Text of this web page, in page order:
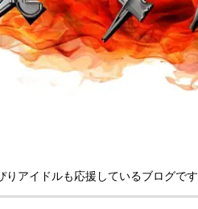
アイドルも応援しているブログです